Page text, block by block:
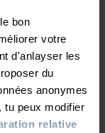
bon
votre
d'anlayser les
du
anonymes
tu peux modifier
relative